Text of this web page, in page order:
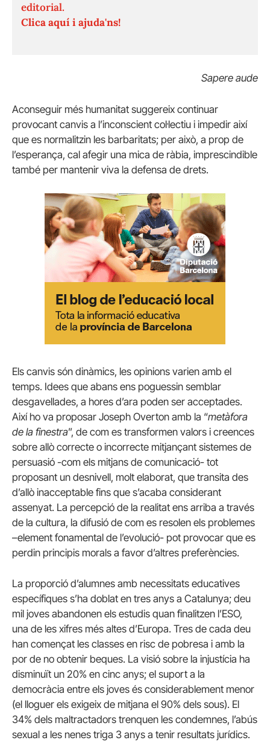
editorial.
Clica aquí i ajuda'ns!
Sapere aude
Aconseguir més humanitat suggereix continuar
provocant canvis a l’inconscient col·lectiu i impedir així
que es normalitzin les barbaritats; per això, a prop de
l’esperança, cal afegir una mica de ràbia, imprescindible
també per mantenir viva la defensa de drets.
Els canvis són dinàmics, les opinions varien amb el
temps. Idees que abans ens poguessin semblar
desgavellades, a hores d’ara poden ser acceptades.
Així ho va proposar Joseph Overton amb la “metàfora
de la finestra”, de com es transformen valors i creences
sobre allò correcte o incorrecte mitjançant sistemes de
persuasió -com els mitjans de comunicació- tot
proposant un desnivell, molt elaborat, que transita des
d’allò inacceptable fins que s’acaba considerant
assenyat. La percepció de la realitat ens arriba a través
de la cultura, la difusió de com es resolen els problemes
–element fonamental de l’evolució- pot provocar que es
perdin principis morals a favor d’altres preferències.
La proporció d’alumnes amb necessitats educatives
específiques s’ha doblat en tres anys a Catalunya; deu
mil joves abandonen els estudis quan finalitzen l’ESO,
una de les xifres més altes d’Europa. Tres de cada deu
han començat les classes en risc de pobresa i amb la
por de no obtenir beques. La visió sobre la injustícia ha
disminuït un 20% en cinc anys; el suport a la
democràcia entre els joves és considerablement menor
(el lloguer els exigeix ​​de mitjana el 90% dels sous). El
34% dels maltractadors trenquen les condemnes, l’abús
sexual a les nenes triga 3 anys a tenir resultats jurídics.